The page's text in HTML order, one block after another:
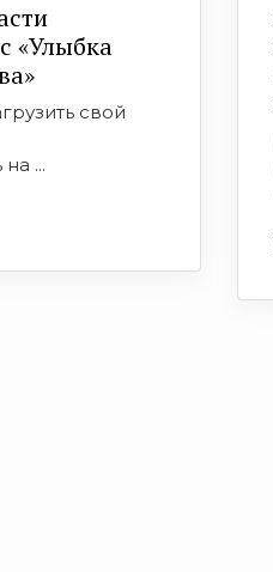
«Улыбка
свой
...